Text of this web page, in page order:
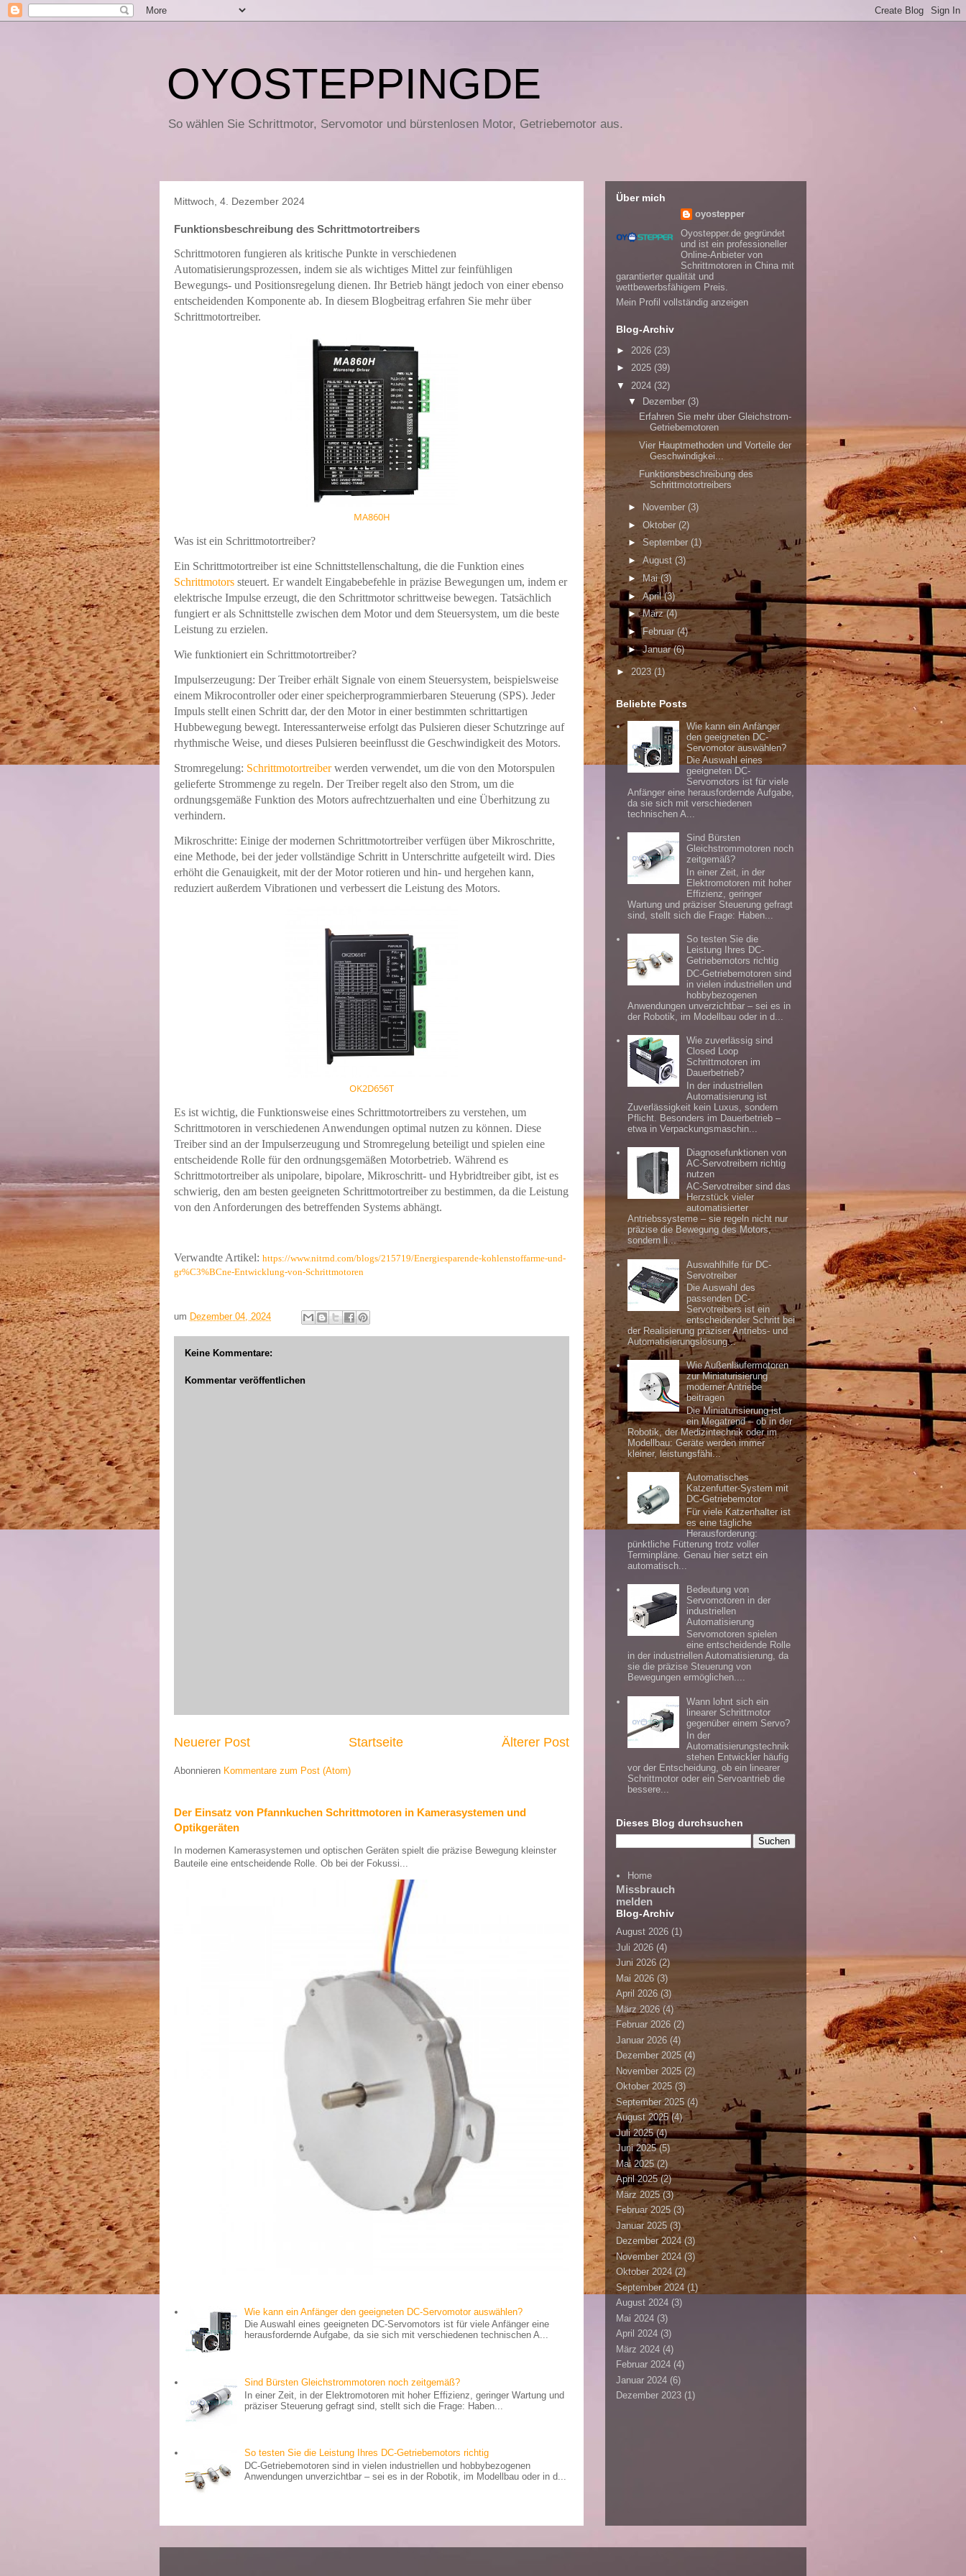
OYOSTEPPINGDE
So wählen Sie Schrittmotor, Servomotor und bürstenlosen Motor, Getriebemotor aus.
Mittwoch, 4. Dezember 2024
Funktionsbeschreibung des Schrittmotortreibers
Schrittmotoren fungieren als kritische Punkte in verschiedenen
Automatisierungsprozessen, indem sie als wichtiges Mittel zur feinfühligen
Bewegungs- und Positionsregelung dienen. Ihr Betrieb hängt jedoch von einer ebenso
entscheidenden Komponente ab. In diesem Blogbeitrag erfahren Sie mehr über
Schrittmotortreiber.
MA860H
Was ist ein Schrittmotortreiber?
Ein Schrittmotortreiber ist eine Schnittstellenschaltung, die die Funktion eines
Schrittmotors steuert. Er wandelt Eingabebefehle in präzise Bewegungen um, indem er
elektrische Impulse erzeugt, die den Schrittmotor schrittweise bewegen. Tatsächlich
fungiert er als Schnittstelle zwischen dem Motor und dem Steuersystem, um die beste
Leistung zu erzielen.
Wie funktioniert ein Schrittmotortreiber?
Impulserzeugung: Der Treiber erhält Signale von einem Steuersystem, beispielsweise
einem Mikrocontroller oder einer speicherprogrammierbaren Steuerung (SPS). Jeder
Impuls stellt einen Schritt dar, der den Motor in einer bestimmten schrittartigen
Hubbewegung bewegt. Interessanterweise erfolgt das Pulsieren dieser Schutzringe auf
rhythmische Weise, und dieses Pulsieren beeinflusst die Geschwindigkeit des Motors.
Stromregelung: Schrittmotortreiberwerden verwendet, um die von den Motorspulen
gelieferte Strommenge zu regeln. Der Treiber regelt also den Strom, um die
ordnungsgemäße Funktion des Motors aufrechtzuerhalten und eine Überhitzung zu
verhindern.
Mikroschritte: Einige der modernen Schrittmotortreiber verfügen über Mikroschritte,
eine Methode, bei der jeder vollständige Schritt in Unterschritte aufgeteilt wird. Dies
erhöht die Genauigkeit, mit der der Motor rotieren und hin- und hergehen kann,
reduziert außerdem Vibrationen und verbessert die Leistung des Motors.
OK2D656T
Es ist wichtig, die Funktionsweise eines Schrittmotortreibers zu verstehen, um
Schrittmotoren in verschiedenen Anwendungen optimal nutzen zu können. Diese
Treiber sind an der Impulserzeugung und Stromregelung beteiligt und spielen eine
entscheidende Rolle für den ordnungsgemäßen Motorbetrieb. Während es
Schrittmotortreiber als unipolare, bipolare, Mikroschritt- und Hybridtreiber gibt, ist es
schwierig, den am besten geeigneten Schrittmotortreiber zu bestimmen, da die Leistung
von den Anforderungen des betreffenden Systems abhängt.
Verwandte Artikel: https://www.nitrnd.com/blogs/215719/Energiesparende-kohlenstoffarme-und-
gr%C3%BCne-Entwicklung-von-Schrittmotoren
um Dezember 04, 2024
Keine Kommentare:
Kommentar veröffentlichen
Neuerer Post Älterer Post
Startseite
Abonnieren Kommentare zum Post (Atom)
Der Einsatz von Pfannkuchen Schrittmotoren in Kamerasystemen und
Optikgeräten
In modernen Kamerasystemen und optischen Geräten spielt die präzise Bewegung kleinster
Bauteile eine entscheidende Rolle. Ob bei der Fokussi...
Wie kann ein Anfänger den geeigneten DC-Servomotor auswählen?
Die Auswahl eines geeigneten DC-Servomotors ist für viele Anfänger eine
herausfordernde Aufgabe, da sie sich mit verschiedenen technischen A...
Sind Bürsten Gleichstrommotoren noch zeitgemäß?
In einer Zeit, in der Elektromotoren mit hoher Effizienz, geringer Wartung und
präziser Steuerung gefragt sind, stellt sich die Frage: Haben...
So testen Sie die Leistung Ihres DC-Getriebemotors richtig
DC-Getriebemotoren sind in vielen industriellen und hobbybezogenen
Anwendungen unverzichtbar – sei es in der Robotik, im Modellbau oder in d...
Über mich
oyostepper
Oyostepper.de gegründet
und ist ein professioneller
Online-Anbieter von
Schrittmotoren in China mit
garantierter qualität und
wettbewerbsfähigem Preis.
Mein Profil vollständig anzeigen
Blog-Archiv
► 2026 (23)
► 2025 (39)
▼ 2024 (32)
▼ Dezember (3)
Erfahren Sie mehr über Gleichstrom-
Getriebemotoren
Vier Hauptmethoden und Vorteile der
Geschwindigkei...
Funktionsbeschreibung des
Schrittmotortreibers
► November (3)
► Oktober (2)
►September (1)
► August (3)
►Mai(3)
► April(3)
►März(4)
► Februar (4)
►Januar(6)
► 2023(1)
Beliebte Posts
Wie kann ein Anfänger
den geeigneten DC-
Servomotor auswählen?
Die Auswahl eines
geeigneten DC-
Servomotors ist für viele
Anfänger eine herausfordernde Aufgabe,
da sie sich mit verschiedenen
technischen A...
Sind Bürsten
Gleichstrommotoren noch
zeitgemäß?
In einer Zeit, in der
Elektromotoren mit hoher
Effizienz, geringer
Wartung und präziser Steuerung gefragt
sind, stellt sich die Frage: Haben...
So testen Sie die
Leistung Ihres DC-
Getriebemotors richtig
DC-Getriebemotoren sind
in vielen industriellen und
hobbybezogenen
Anwendungen unverzichtbar – sei es in
der Robotik, im Modellbau oder in d...
Wie zuverlässig sind
Closed Loop
Schrittmotoren im
Dauerbetrieb?
In der industriellen
Automatisierung ist
Zuverlässigkeit kein Luxus, sondern
Pflicht. Besonders im Dauerbetrieb –
etwa in Verpackungsmaschin...
Diagnosefunktionen von
AC-Servotreibern richtig
nutzen
AC-Servotreiber sind das
Herzstück vieler
automatisierter
Antriebssysteme – sie regeln nicht nur
präzise die Bewegung des Motors,
sondern li...
Auswahlhilfe für DC-
Servotreiber
Die Auswahl des
passenden DC-
Servotreibers ist ein
entscheidender Schritt bei
der Realisierung präziser Antriebs- und
Automatisierungslösung...
Wie Außenläufermotoren
zur Miniaturisierung
moderner Antriebe
beitragen
Die Miniaturisierung ist
ein Megatrend – ob in der
Robotik, der Medizintechnik oder im
Modellbau: Geräte werden immer
kleiner, leistungsfähi...
Automatisches
Katzenfutter-System mit
DC-Getriebemotor
Für viele Katzenhalter ist
es eine tägliche
Herausforderung:
pünktliche Fütterung trotz voller
Terminpläne. Genau hier setzt ein
automatisch...
Bedeutung von
Servomotoren in der
industriellen
Automatisierung
Servomotoren spielen
eine entscheidende Rolle
in der industriellen Automatisierung, da
sie die präzise Steuerung von
Bewegungen ermöglichen....
Wann lohnt sich ein
linearer Schrittmotor
gegenüber einem Servo?
In der
Automatisierungstechnik
stehen Entwickler häufig
vor der Entscheidung, ob ein linearer
Schrittmotor oder ein Servoantrieb die
bessere...
Dieses Blog durchsuchen
Home
Missbrauch
melden
Blog-Archiv
August 2026 (1)
Juli 2026 (4)
Juni 2026 (2)
Mai 2026 (3)
April 2026 (3)
März 2026(4)
Februar 2026 (2)
Januar 2026 (4)
Dezember 2025 (4)
November 2025 (2)
Oktober 2025 (3)
September 2025 (4)
August 2025 (4)
Juli 2025(4)
Juni 2025(5)
Mai 2025(2)
April 2025(2)
März 2025(3)
Februar 2025 (3)
Januar 2025 (3)
Dezember 2024 (3)
November 2024 (3)
Oktober 2024 (2)
September 2024 (1)
August 2024 (3)
Mai 2024 (3)
April 2024 (3)
März 2024 (4)
Februar 2024 (4)
Januar 2024 (6)
Dezember 2023 (1)